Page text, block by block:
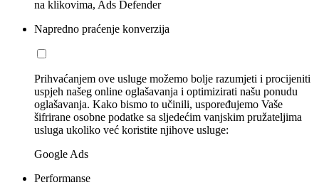
na klikovima, Ads Defender
Napredno praćenje konverzija
Prihvaćanjem ove usluge možemo bolje razumjeti i procijeniti
uspjeh našeg online oglašavanja i optimizirati našu ponudu
oglašavanja. Kako bismo to učinili, uspoređujemo Vaše
šifrirane osobne podatke sa sljedećim vanjskim pružateljima
usluga ukoliko već koristite njihove usluge:
Google Ads
Performanse